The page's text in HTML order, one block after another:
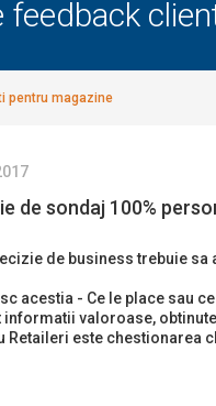
pentru magazine
de sondaj 100%
de business trebuie
acestia - Ce le place sau
valoroase,
Retaileri este chestionarea